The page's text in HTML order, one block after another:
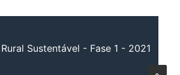
Sustentável - Fase 1 - 2021